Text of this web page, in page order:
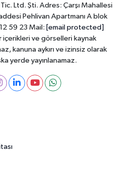
Ltd. Şti. Adres: Çarşı Mahallesi
Pehlivan Apartmanı A blok
59 23 Mail: [email protected]
ve görselleri kaynak
kanuna aykırı ve izinsiz olarak
yerde yayınlanamaz.